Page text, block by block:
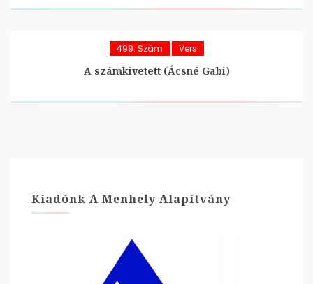
499. Szám Vers
A számkivetett (Ácsné Gabi)
Kiadónk A Menhely Alapítvány